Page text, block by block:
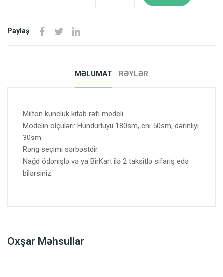
Paylaş
MƏLUMAT RƏYLƏR
Milton künclük kitab rəfi modeli
Modelin ölçüləri: Hündürlüyü 180sm, eni 50sm, dərinliyi
30sm.
Rəng seçimi sərbəstdir.
Nağd ödənişlə və ya BirKart ilə 2 taksitlə sifariş edə
bilərsiniz.
Oxşar Məhsullar